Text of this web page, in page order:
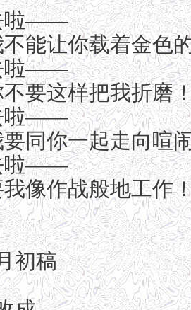
啦——
能让你载着金色
啦——
要这样把我折磨
啦——
同你一起走向喧
啦——
像作战般地工作
初稿